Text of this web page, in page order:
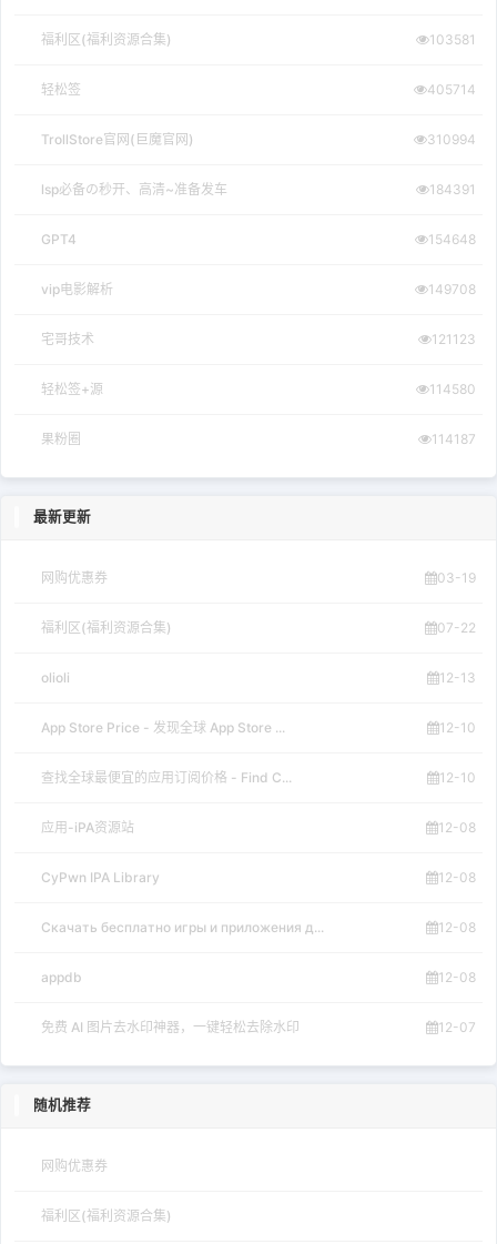
福利区(福利资源合集) 103581
轻松签 405714
TrollStore官网(巨魔官网) 310994
lsp必备の秒开、高清~准备发车 184391
GPT4 154648
vip电影解析 149708
宅哥技术 121123
轻松签+源 114580
果粉圈 114187
最新更新
网购优惠券 03-19
福利区(福利资源合集) 07-22
olioli 12-13
App Store Price - 发现全球 App Store ... 12-10
查找全球最便宜的应用订阅价格 - Find C... 12-10
应用-iPA资源站 12-08
CyPwn IPA Library 12-08
Скачать бесплатно игры и приложения д... 12-08
appdb 12-08
免费 AI 图片去水印神器，一键轻松去除水印 12-07
随机推荐
网购优惠券
福利区(福利资源合集)